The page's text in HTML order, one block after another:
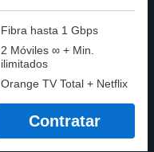
Fibra hasta 1 Gbps
2 Móviles ∞ + Min.
ilimitados
Orange TV Total + Netflix
Contratar